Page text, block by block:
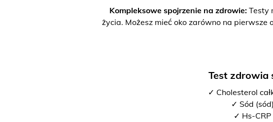
Kompleksowe spojrzenie na zdrowie: Testy
życia. Możesz mieć oko zarówno na
Test zdrowia
✓ Cholesterol
✓ Sód (sód)
✓ Hs-CRP